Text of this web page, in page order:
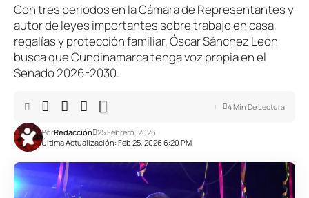
Con tres periodos en la Cámara de Representantes y
autor de leyes importantes sobre trabajo en casa,
regalías y protección familiar, Óscar Sánchez León
busca que Cundinamarca tenga voz propia en el
Senado 2026-2030.
Última Actualización: Feb 25, 2026 6:20 PM
PorRedacción 25 Febrero, 2026
4 Min De Lectura